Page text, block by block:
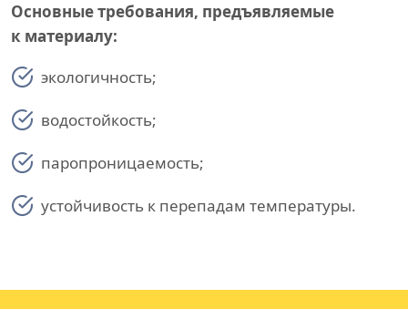
Основные требования, предъявляемые
к материалу:
экологичность;
водостойкость;
паропроницаемость;
устойчивость к перепадам температуры.